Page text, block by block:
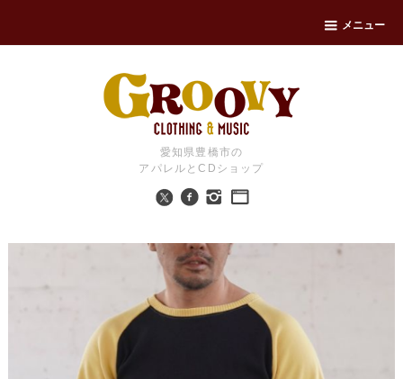
メニュー
愛知県豊橋市の
アパレルとCDショップ